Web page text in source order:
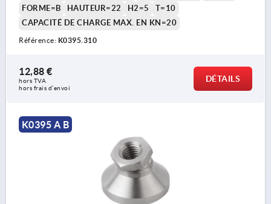
FORME=B
HAUTEUR=22 H2=5
T=10
CAPACITÉ DE CHARGE MAX. EN KN=20
Référence: K0395.310
12,88 €
hors TVA
hors frais d’envoi
DÉTAILS
K0395 A B